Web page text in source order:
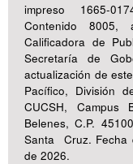
impreso 1665-
Contenido 8005,
Calificadora de
Secretaría de
actualización de
Pacífico, División
CUCSH, Campus
Belenes, C.P.
Santa Cruz. Fecha
de 2026.